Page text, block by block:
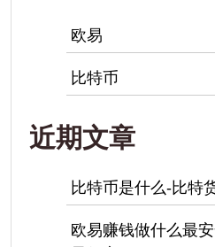
欧易
比特币
近期文章
比特币是什么-比特
欧易赚钱做什么最